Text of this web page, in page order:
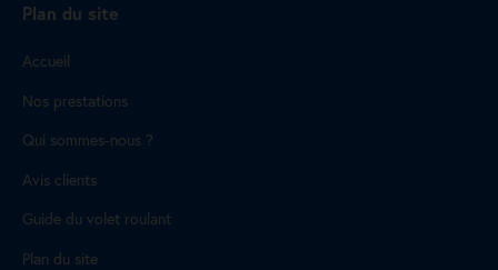
Plan du site
Accueil
Nos prestations
Qui sommes-nous ?
Avis clients
Guide du volet roulant
Plan du site